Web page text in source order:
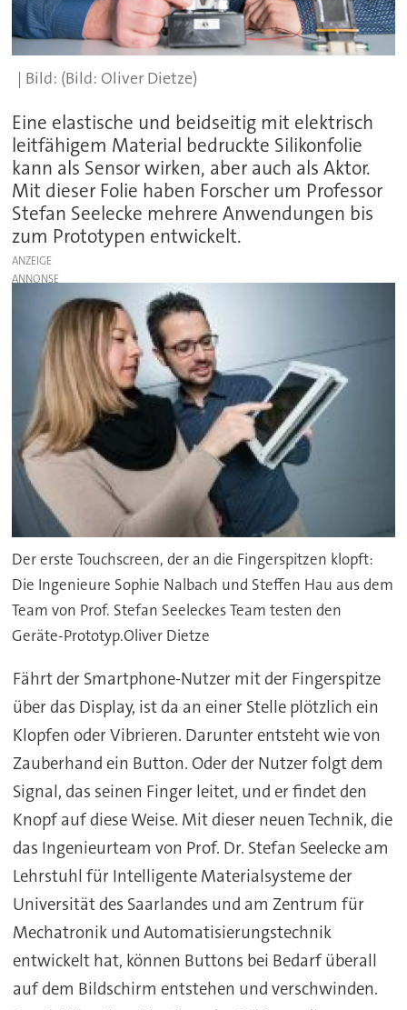
(Bild: Oliver Dietze)
Eine elastische und beidseitig mit elektrisch
leitfähigem Material bedruckte Silikonfolie
kann als Sensor wirken, aber auch als Aktor.
Mit dieser Folie haben Forscher um Professor
Stefan Seelecke mehrere Anwendungen bis
zum Prototypen entwickelt.
ANZEIGE
Der erste Touchscreen, der an die Fingerspitzen klopft:
Die Ingenieure Sophie Nalbach und Steffen Hau aus dem
Team von Prof. Stefan Seeleckes Team testen den
Geräte-Prototyp.Oliver Dietze
Fährt der Smartphone-Nutzer mit der Fingerspitze
über das Display, ist da an einer Stelle plötzlich ein
Klopfen oder Vibrieren. Darunter entsteht wie von
Zauberhand ein Button. Oder der Nutzer folgt dem
Signal, das seinen Finger leitet, und er findet den
Knopf auf diese Weise. Mit dieser neuen Technik, die
das Ingenieurteam von Prof. Dr. Stefan Seelecke am
Lehrstuhl für Intelligente Materialsysteme der
Universität des Saarlandes und am Zentrum für
Mechatronik und Automatisierungstechnik
entwickelt hat, können Buttons bei Bedarf überall
auf dem Bildschirm entstehen und verschwinden.